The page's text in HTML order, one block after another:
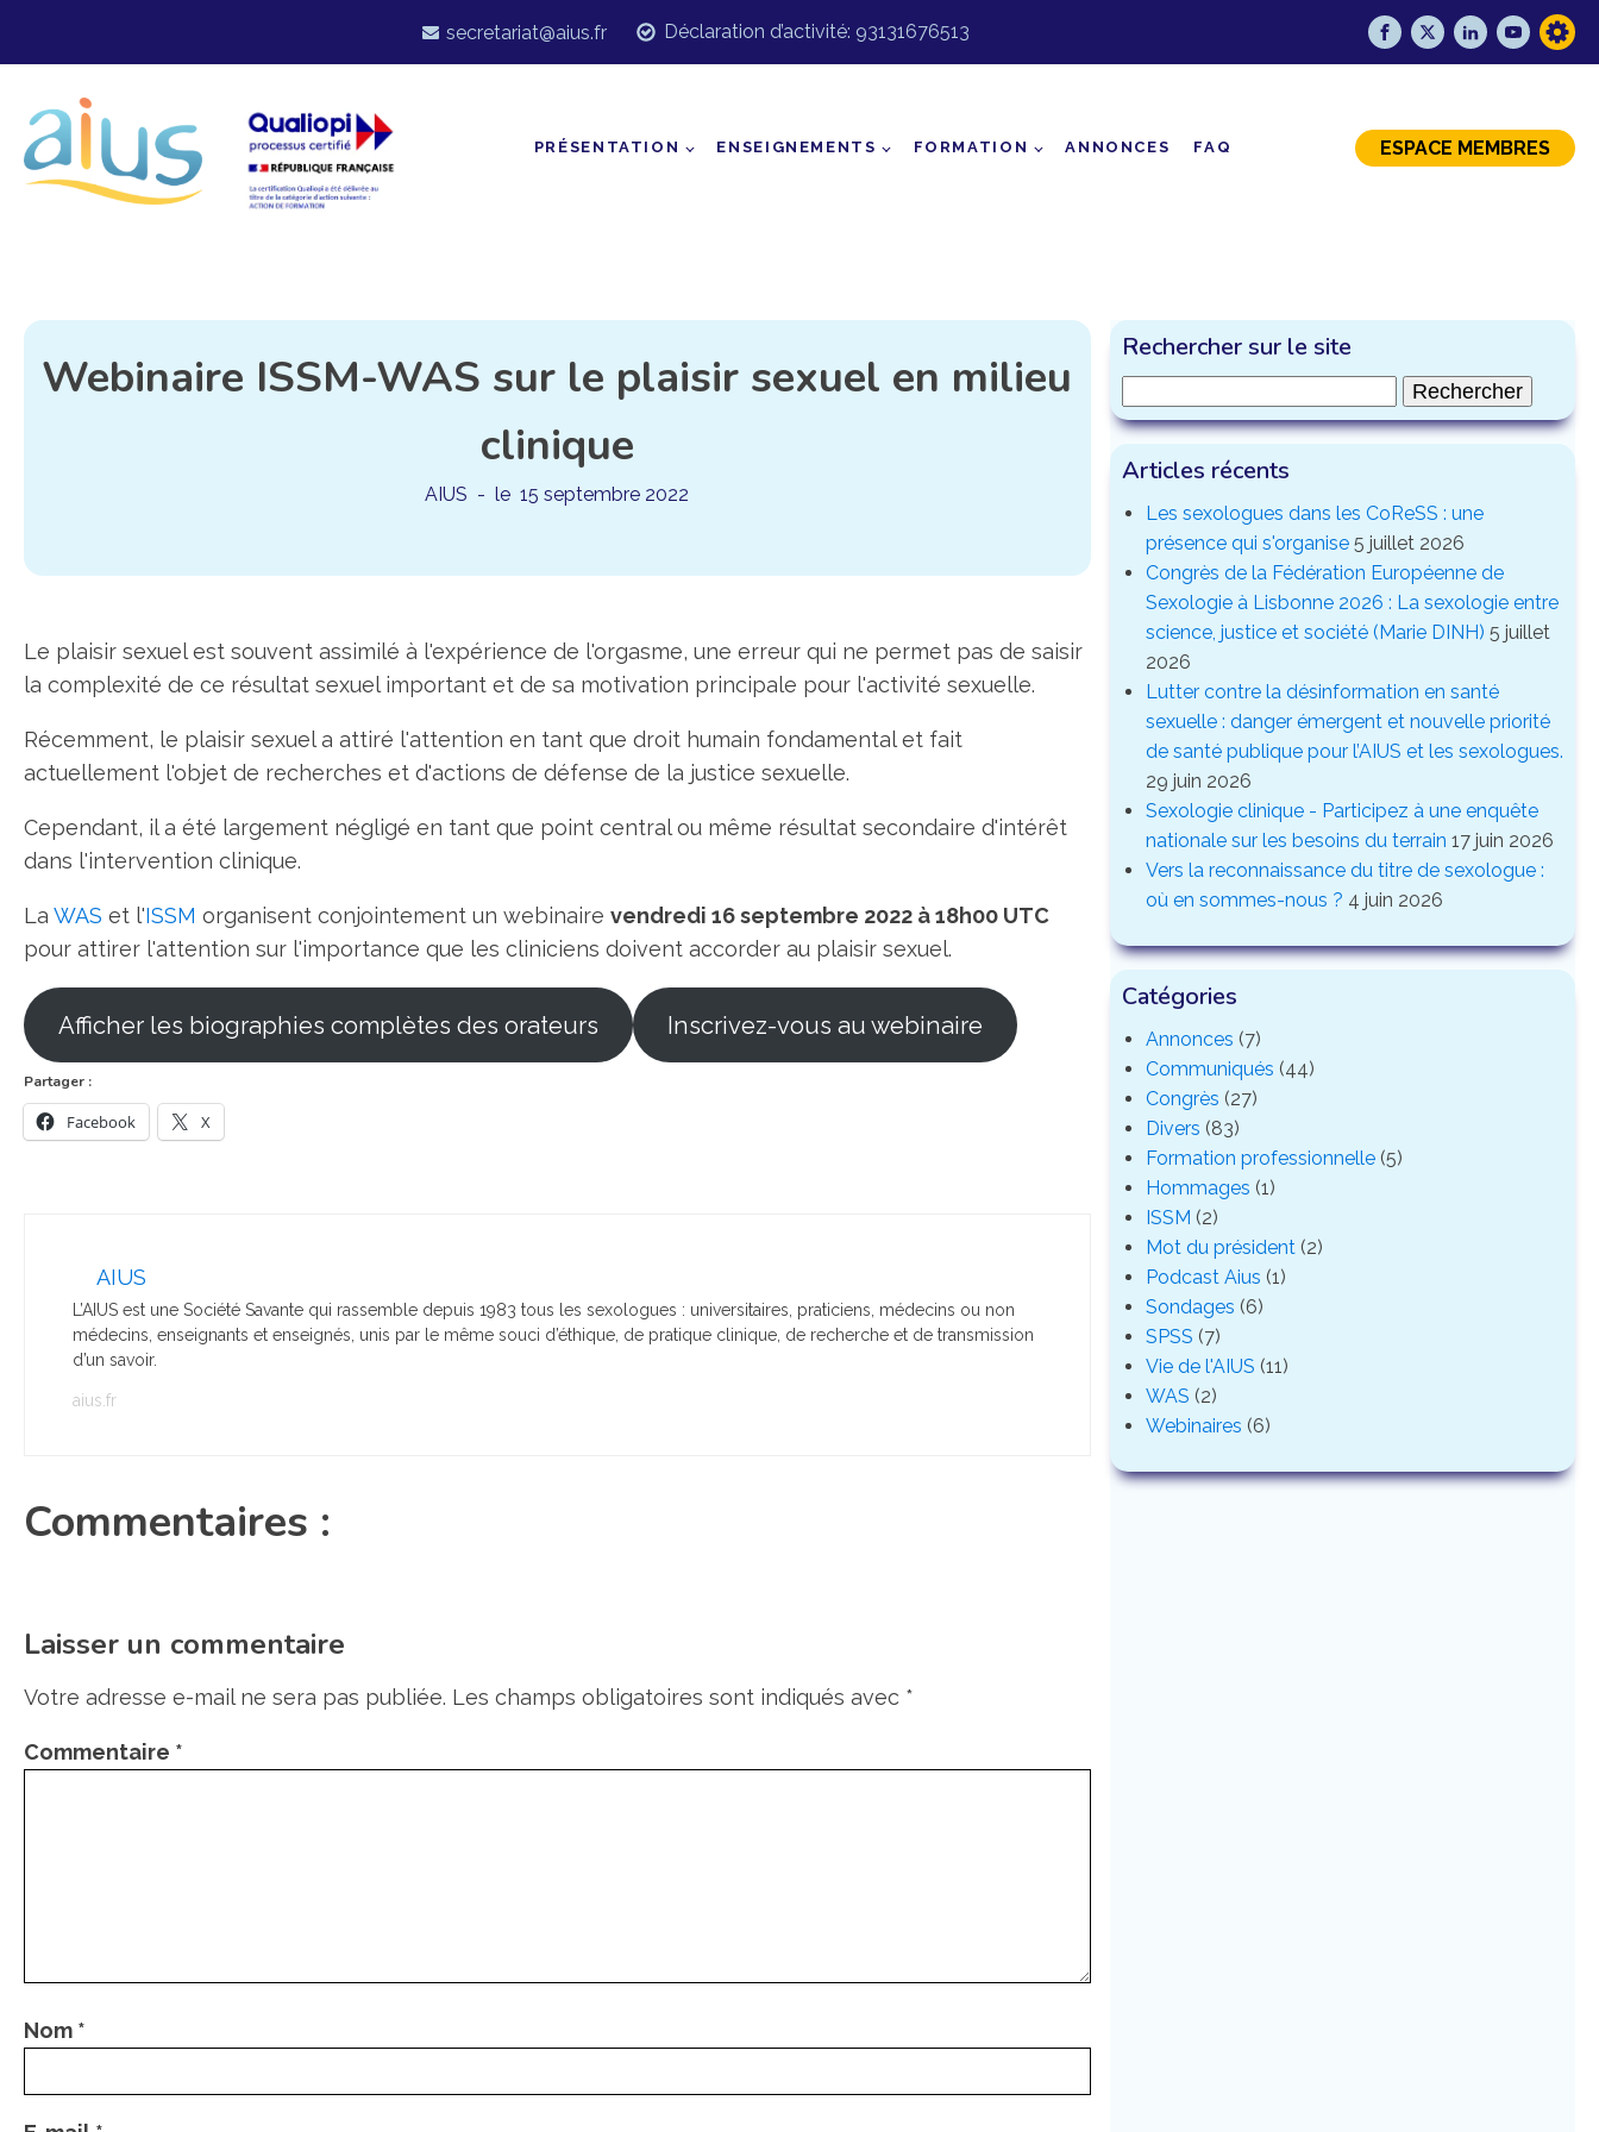
secretariat@aius.fr Déclaration d’activité: 93131676513
PRÉSENTATION ENSEIGNEMENTS FORMATION ANNONCES FAQ ESPACE MEMBRES
Webinaire ISSM-WAS sur le plaisir sexuel en milieu
clinique
AIUS - le15 septembre 2022
Le plaisir sexuel est souvent assimilé à l'expérience de l'orgasme, une erreur qui ne permet pas de saisir
la complexité de ce résultat sexuel important et de sa motivation principale pour l'activité sexuelle.
Récemment, le plaisir sexuel a attiré l'attention en tant que droit humain fondamental et fait
actuellement l'objet de recherches et d'actions de défense de la justice sexuelle.
Cependant, il a été largement négligé en tant que point central ou même résultat secondaire d'intérêt
dans l'intervention clinique.
La WAS et l'ISSM organisent conjointement un webinaire vendredi 16 septembre 2022 à 18h00 UTC
pour attirer l'attention sur l'importance que les cliniciens doivent accorder au plaisir sexuel.
Afficher les biographies complètes des orateurs Inscrivez-vous au webinaire
Partager :
Facebook X
AIUS
L’AIUS est une Société Savante qui rassemble depuis 1983 tous les sexologues : universitaires, praticiens, médecins ou non
médecins, enseignants et enseignés, unis par le même souci d’éthique, de pratique clinique, de recherche et de transmission
d’un savoir.
aius.fr
Commentaires :
Laisser un commentaire
Votre adresse e-mail ne sera pas publiée. Les champs obligatoires sont indiqués avec *
Commentaire *
Nom *
Rechercher sur le site
Articles récents
Les sexologues dans les CoReSS : une
présence qui s'organise 5 juillet 2026
Congrès de la Fédération Européenne de
Sexologie à Lisbonne 2026 : La sexologie entre
science, justice et société (Marie DINH) 5 juillet
2026
Lutter contre la désinformation en santé
sexuelle : danger émergent et nouvelle priorité
de santé publique pour l’AIUS et les sexologues.
29 juin 2026
Sexologie clinique - Participez à une enquête
nationale sur les besoins du terrain 17 juin 2026
Vers la reconnaissance du titre de sexologue :
où en sommes-nous ? 4 juin 2026
Catégories
Annonces (7)
Communiqués (44)
Congrès (27)
Divers (83)
Formation professionnelle(5)
Hommages (1)
ISSM (2)
Mot du président(2)
Podcast Aius (1)
Sondages (6)
SPSS (7)
Vie de l'AIUS (11)
WAS (2)
Webinaires (6)